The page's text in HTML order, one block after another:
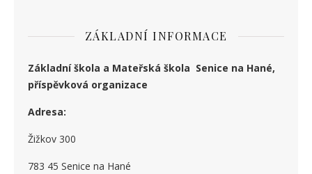
ZÁKLADNÍ INFORMACE
Základní škola a Mateřská škola Senice na Hané,
příspěvková organizace
Adresa:
Žižkov 300
783 45 Senice na Hané